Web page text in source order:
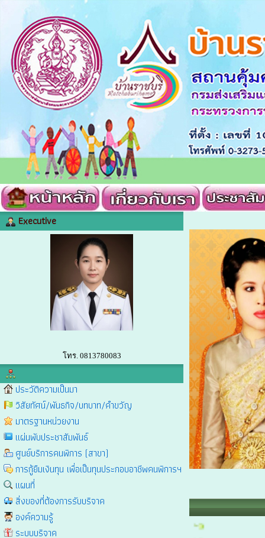
Executive
โทร. 0813780083
ประวัติความเป็นมา
วิสัยทัศน์/พันธกิจ/บทบาท/คำขวัญ
มาตรฐานหน่วยงาน
แผ่นพับประชาสัมพันธ์
ศูนย์บริการคนพิการ (สาขา)
การกู้ยืมเงินทุน เพื่อเป็นทุนประกอบอาชีพคนพิการฯ
แผนที่
สิ่งของที่ต้องการรับบริจาค
องค์ความรู้
ระบบบริจาค